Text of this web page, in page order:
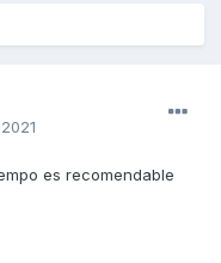
es recomendable